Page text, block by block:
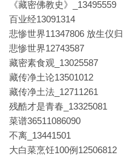
《藏密佛教史》_13495559
百业经13091314
悲惨世界11347806 放生仪归
悲惨世界12743587
藏密素食观_13025587
藏传净土论13501012
藏传净土法_12711261
残酷才是青春_13325081
菜谱36511086090
不离_13441501
大白菜烹饪100例12506812